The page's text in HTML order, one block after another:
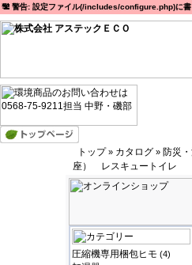
警告: 設定ファイル(/includes/configure.php)に
トップ» カタログ » 防災
座） レスキュートイレ
圧縮機専用梱包ヒモ (4)